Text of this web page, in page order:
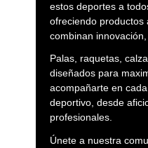
estos deportes a
ofreciendo productos
combinan
Palas, raquetas,
diseñados para
acompañarte en
deportivo, desde
profesionales.
Únete a nuestra